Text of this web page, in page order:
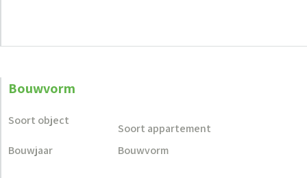
Bouwvorm
Soort object
Soort appartement
Bouwjaar
Bouwvorm